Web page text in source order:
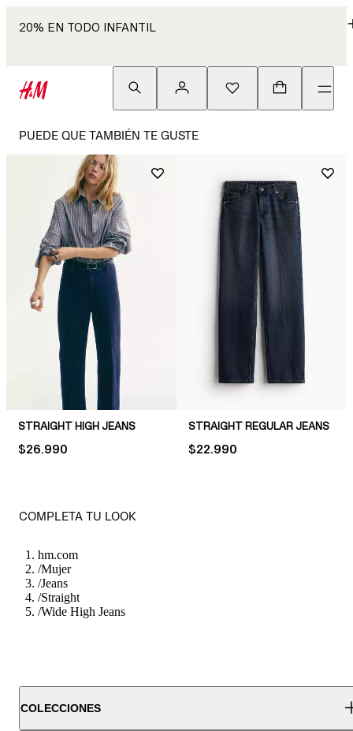
20% EN TODO INFANTIL
PUEDE QUE TAMBIÉN TE GUSTE
STRAIGHT HIGH JEANS
PRICE:
$26.990
STRAIGHT REGULAR JEANS
PRICE:
$22.990
COMPLETA TU LOOK
hm.com
/Mujer
/Jeans
/Straight
/Wide High Jeans
COLECCIONES